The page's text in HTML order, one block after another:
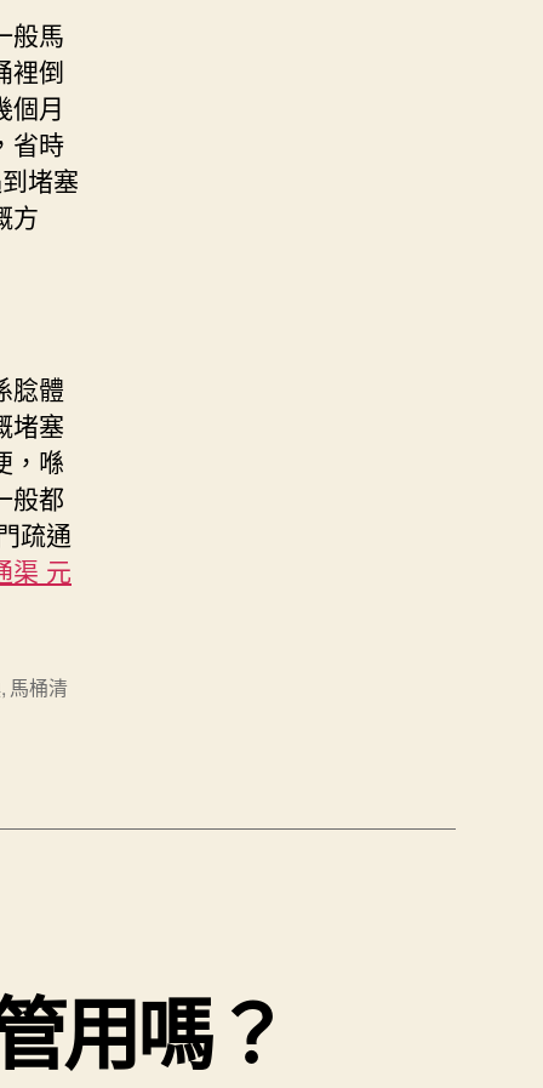
般馬
裡倒
個月
省時
堵塞
方
腍體
堵塞
，喺
般都
疏通
渠 元
, 馬桶清
用嗎？